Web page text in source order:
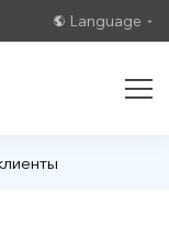
Language